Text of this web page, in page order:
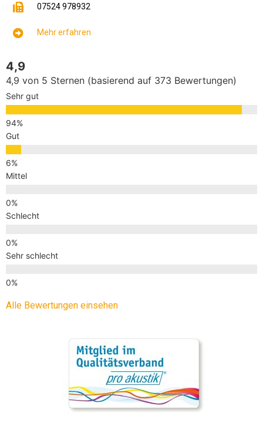
07524 978932
Mehr erfahren
4,9
4,9 von 5 Sternen (basierend auf 373 Bewertungen)
Sehr gut
Gut
Mittel
Schlecht
Sehr schlecht
Alle Bewertungen einsehen